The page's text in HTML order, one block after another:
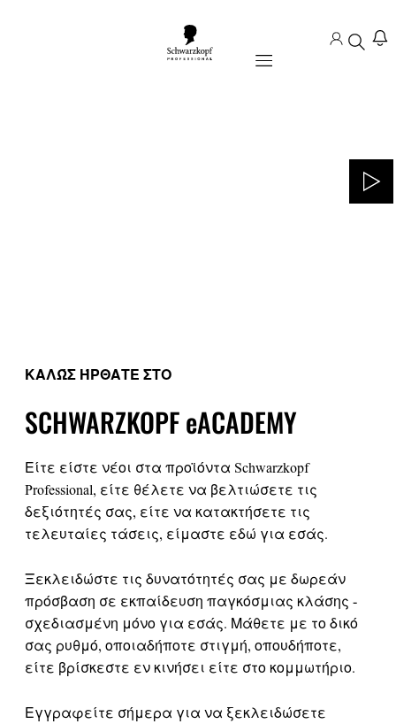
Mobile navigation
ΚΑΛΏΣ ΉΡΘΑΤΕ ΣΤΟ
SCHWARZKOPF eACADEMY
Είτε είστε νέοι στα προϊόντα Schwarzkopf
Professional, είτε θέλετε να βελτιώσετε τις
δεξιότητές σας, είτε να κατακτήσετε τις
τελευταίες τάσεις, είμαστε εδώ για εσάς.
Ξεκλειδώστε τις δυνατότητές σας με δωρεάν
πρόσβαση σε εκπαίδευση παγκόσμιας κλάσης -
σχεδιασμένη μόνο για εσάς. Μάθετε με το δικό
σας ρυθμό, οποιαδήποτε στιγμή, οπουδήποτε,
είτε βρίσκεστε εν κινήσει είτε στο κομμωτήριο.
Εγγραφείτε σήμερα για να ξεκλειδώσετε